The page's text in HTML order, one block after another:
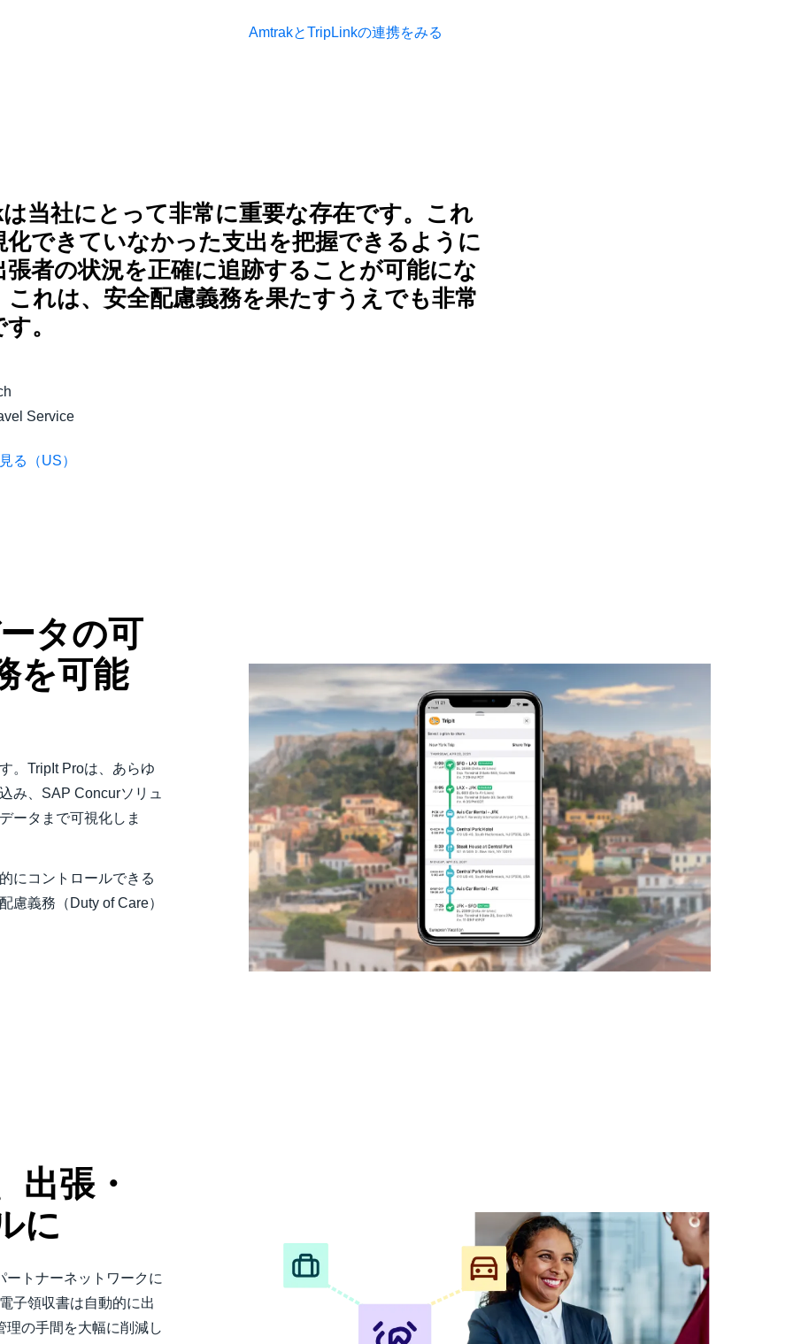
AmtrakとTripLinkの連携をみる
当社にとって非常に重要な存在です。これ
化できていなかった支出を把握できるように
張者の状況を正確に追跡することが可能にな
これは、安全配慮義務を果たすうえでも非常
。
Service
る（US）
タの可
を可能
。TripIt Proは、あらゆ
み、SAP Concurソリュ
ータまで可視化しま
にコントロールできる
慮義務（Duty of Care）
出張・
に
トナーネットワークに
子領収書は自動的に出
の手間を大幅に削減し